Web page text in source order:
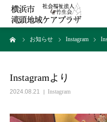
お知らせ Instagram
Instagramより
2024.08.21 Instagram
HOME
施設概要